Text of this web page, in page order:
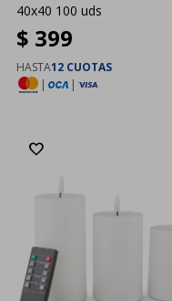
40x40 100 uds
$ 399
HASTA12 CUOTAS
|
|